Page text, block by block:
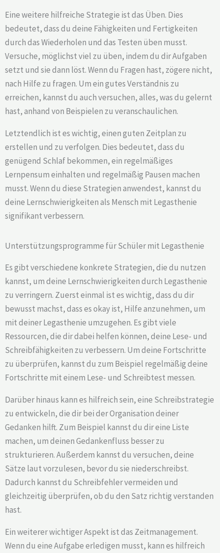
Eine weitere hilfreiche Strategie ist das Üben. Dies
bedeutet, dass du deine Fähigkeiten und Fertigkeiten
durch das Wiederholen und das Testen üben musst.
Versuche, möglichst viel zu üben, indem du dir Aufgaben
setzt und sie dann löst. Wenn du Fragen hast, zögere nicht,
nach Hilfe zu fragen. Um ein gutes Verständnis zu
erreichen, kannst du auch versuchen, alles, was du gelernt
hast, anhand von Beispielen zu veranschaulichen.
Letztendlich ist es wichtig, einen guten Zeitplan zu
erstellen und zu verfolgen. Dies bedeutet, dass du
genügend Schlaf bekommen, ein regelmäßiges
Lernpensum einhalten und regelmäßig Pausen machen
musst. Wenn du diese Strategien anwendest, kannst du
deine Lernschwierigkeiten als Mensch mit Legasthenie
signifikant verbessern.
Unterstützungsprogramme für Schüler mit Legasthenie
Es gibt verschiedene konkrete Strategien, die du nutzen
kannst, um deine Lernschwierigkeiten durch Legasthenie
zu verringern. Zuerst einmal ist es wichtig, dass du dir
bewusst machst, dass es okay ist, Hilfe anzunehmen, um
mit deiner Legasthenie umzugehen. Es gibt viele
Ressourcen, die dir dabei helfen können, deine Lese- und
Schreibfähigkeiten zu verbessern. Um deine Fortschritte
zu überprüfen, kannst du zum Beispiel regelmäßig deine
Fortschritte mit einem Lese- und Schreibtest messen.
Darüber hinaus kann es hilfreich sein, eine Schreibstrategie
zu entwickeln, die dir bei der Organisation deiner
Gedanken hilft. Zum Beispiel kannst du dir eine Liste
machen, um deinen Gedankenfluss besser zu
strukturieren. Außerdem kannst du versuchen, deine
Sätze laut vorzulesen, bevor du sie niederschreibst.
Dadurch kannst du Schreibfehler vermeiden und
gleichzeitig überprüfen, ob du den Satz richtig verstanden
hast.
Ein weiterer wichtiger Aspekt ist das Zeitmanagement.
Wenn du eine Aufgabe erledigen musst, kann es hilfreich